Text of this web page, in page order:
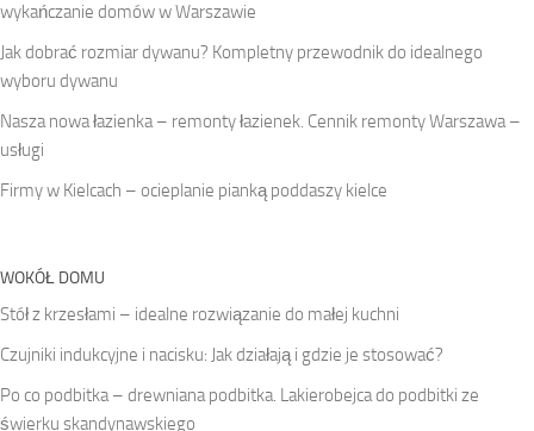
wykańczanie domów w Warszawie
Jak dobrać rozmiar dywanu? Kompletny przewodnik do idealnego
wyboru dywanu
Nasza nowa łazienka – remonty łazienek. Cennik remonty Warszawa –
usługi
Firmy w Kielcach – ocieplanie pianką poddaszy kielce
WOKÓŁ DOMU
Stół z krzesłami – idealne rozwiązanie do małej kuchni
Czujniki indukcyjne i nacisku: Jak działają i gdzie je stosować?
Po co podbitka – drewniana podbitka. Lakierobejca do podbitki ze
świerku skandynawskiego